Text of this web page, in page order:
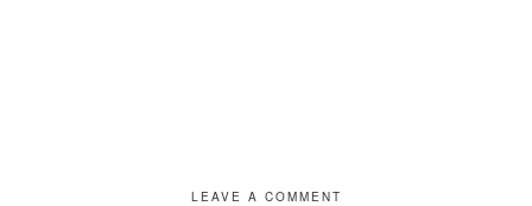
LEAVE A COMMENT